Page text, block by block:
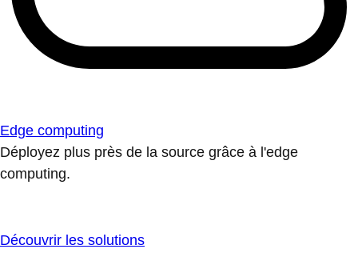
Edge computing
Déployez plus près de la source grâce à l'edge
computing.
Découvrir les solutions